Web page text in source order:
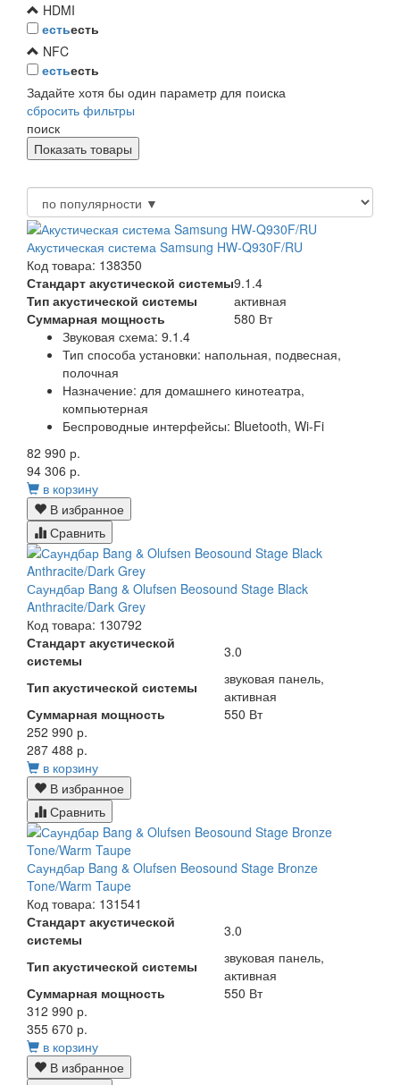
HDMI
естьесть
NFC
естьесть
Задайте хотя бы один параметр для поиска
сбросить фильтры
поиск
Акустическая система Samsung HW-Q930F/RU
Код товара: 138350
Стандарт акустической системы9.1.4
Тип акустической системы
активная
Суммарная мощность
580 Вт
Звуковая схема: 9.1.4
Тип способа установки: напольная, подвесная,
полочная
Назначение: для домашнего кинотеатра,
компьютерная
Беспроводные интерфейсы: Bluetooth, Wi-Fi
82 990 р.
94 306 р.
в корзину
В избранное
Сравнить
Саундбар Bang & Olufsen Beosound Stage Black
Anthracite/Dark Grey
Код товара: 130792
Стандарт акустической
системы
3.0
Тип акустической системы
звуковая панель,
активная
Суммарная мощность
550 Вт
252 990 р.
287 488 р.
в корзину
В избранное
Сравнить
Саундбар Bang & Olufsen Beosound Stage Bronze
Tone/Warm Taupe
Код товара: 131541
Стандарт акустической
системы
3.0
Тип акустической системы
звуковая панель,
активная
Суммарная мощность
550 Вт
312 990 р.
355 670 р.
в корзину
В избранное